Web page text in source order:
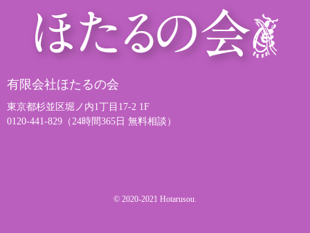
有限会社ほたるの会
東京都杉並区堀ノ内1丁目17-2 1F
0120-441-829（24時間365日 無料相談）
© 2020-2021 Hotarusou.